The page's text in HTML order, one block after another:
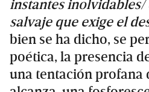
instantes inolvidables/
salvaje que exige el
bien se ha dicho, se
poética, la presencia
una tentación profana